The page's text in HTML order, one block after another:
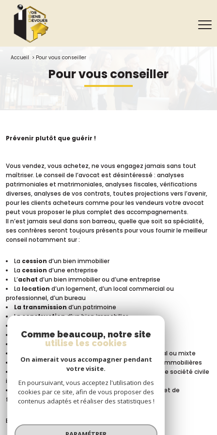
Accueil Pour vous conseiller
pour vous conseiller
Prévenir plutôt que guérir !
Vous vendez, vous achetez, ne vous engagez jamais sans tout
maîtriser. Le conseil de l’avocat est désintéressé : analyses
patrimoniales et matrimoniales, analyses fiscales, vérifications
diverses, analyses de vos contrats, toutes projections vers l’avenir,
pour les clients acheteurs comme pour les vendeurs votre avocat
peut vous proposer le plus complet des accompagnements.
Il n’est jamais seul dans son barreau, quelle que soit sa spécialité,
ses confrères seront toujours présents pour vous fournir le meilleur
conseil notamment sur :
La cession d’un bien immobilier
La cession d’une entreprise
L’achat d’un bien immobilier ou d’une entreprise
La location d’un logement, d’un local commercial ou
professionnel, d’un bureau
La transmission d’un patrimoine
Laconstructiond’un bien immobilier
La délivrance d’unpermis de construire
L’étude desrègles d’urbanisme
civil, commercial ou mixte
Lafiscalitéliée à l’immobilier, auxtransactions
immobilières
création, la gestionet l’administration
d’une société civile
immobilière (SCI)
L’étude des contrats d’assurancesimmobilières et de
financements bancaires…
Et que dire si des contentieux surviennent …
Comme beaucoup, notre site
utilise les cookies
On aimerait vous accompagner pendant
votre visite.
En poursuivant, vous acceptez l'utilisation des
cookies par ce site, afin de vous proposer des
contenus adaptés et réaliser des statistiques !